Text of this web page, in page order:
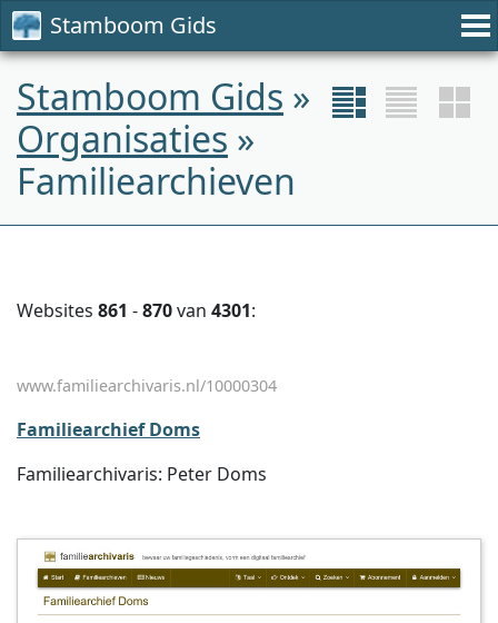
Stamboom Gids
Stamboom Gids »
Organisaties »
Familiearchieven
Websites 861 -870van 4301:
www.familiearchivaris.nl/10000304
Familiearchief Doms
Familiearchivaris: Peter Doms